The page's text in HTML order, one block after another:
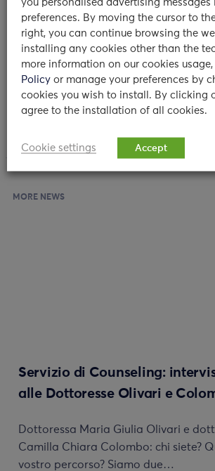
Elizaveta Kon, responsabile di
del Centro per la Ricostruzione
Humanitas e docente Humanitas
“Migliorare le capacità chirurgiche –
professoressa Kon – va a beneficio
soprattutto del paziente”.
MORE NEWS
Servizio di Counseling:
alle Dottoresse Olivari e
Dottoressa Maria Giulia Olivari e
Camilla Chiara Colombo: chi siete?
vostro percorso? Siamo due…
preferences. By moving the cursor to
right, you can continue browsing the
installing any cookies other than the
more information on our cookies
Policy or manage your preferences by
cookies you wish to install. By clicking
agree to the installation of all cookies.
Cookie settings Accept